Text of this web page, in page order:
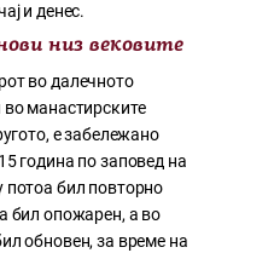
и денес.
низ вековите
во далечното
во манастирските
е забележано
година по заповед на
потоа бил повторно
бил опожарен, а во
обновен, за време на